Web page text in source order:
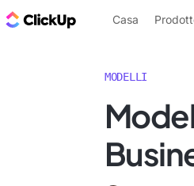
Blog di ClickUp
Casa
MODELLI